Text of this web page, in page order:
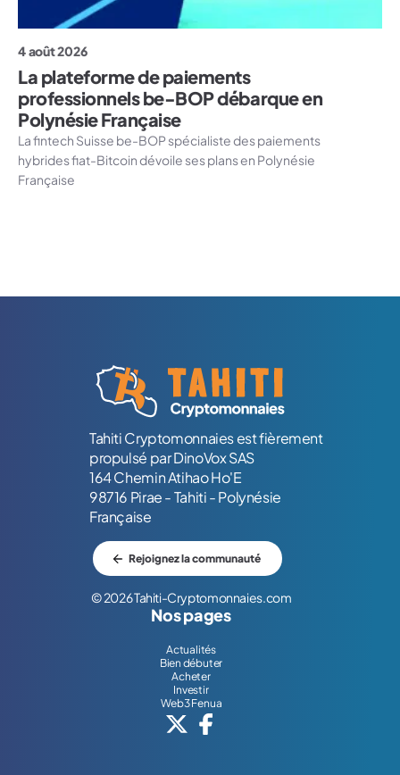
4 août 2026
La plateforme de paiements
professionnels be-BOP débarque en
Polynésie Française
La fintech Suisse be-BOP spécialiste des paiements
hybrides fiat-Bitcoin dévoile ses plans en Polynésie
Française
Tahiti Cryptomonnaies est fièrement
propulsé par DinoVox SAS
164 Chemin Atihao Ho'E
98716 Pirae - Tahiti - Polynésie
Française
Rejoignez la communauté
© 2026 Tahiti-Cryptomonnaies.com
Nos pages
Actualités
Bien débuter
Acheter
Investir
Web3 Fenua